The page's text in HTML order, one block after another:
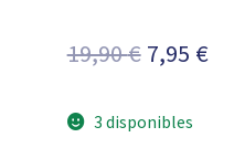
19,90€ El
original
7,95 €El
3 disponibles